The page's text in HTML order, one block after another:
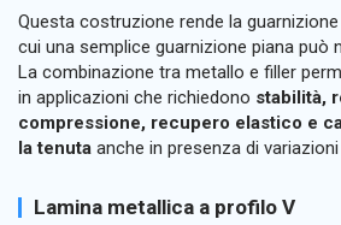
Questa costruzione rende la
cui una semplice guarnizione piana può
La combinazione tra metallo e filler
in applicazioni che richiedono stabilità,
compressione, recupero elastico e
la tenuta anche in presenza di
Lamina metallica a profilo V